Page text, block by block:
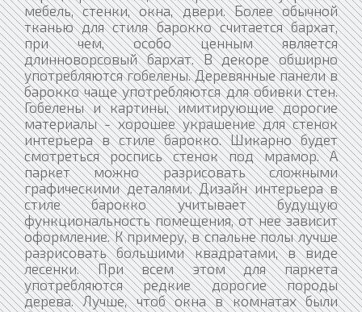
мебель, стенки, окна, двери. Более обычной
тканью для стиля барокко считается бархат,
при чем, особо ценным является
длинноворсовый бархат. В декоре обширно
употребляются гобелены. Деревянные панели в
барокко чаще употребляются для обивки стен.
Гобелены и картины, имитирующие дорогие
материалы - хорошее украшение для стенок
интерьера в стиле барокко. Шикарно будет
смотреться роспись стенок под мрамор. А
паркет можно разрисовать сложными
графическими деталями. Дизайн интерьера в
стиле барокко учитывает будущую
функциональность помещения, от нее зависит
оформление. К примеру, в спальне полы лучше
разрисовать большими квадратами, в виде
лесенки. При всем этом для паркета
употребляются редкие дорогие породы
дерева. Лучше, чтоб окна в комнатах были